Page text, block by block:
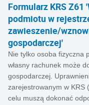
Formularz KRS Z61
podmiotu w
zawieszenie/
gospodarczej'
Nie tylko osoba fizyczna
własny rachunek może
gospodarczej.
zarejestrowanym w KRS
celu muszą dokonać